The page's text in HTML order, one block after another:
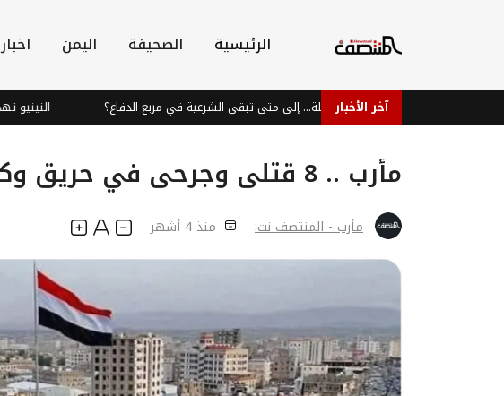
الرئيسية الصحيفة اليمن اخبار
آخر الأخبار
المعركة المؤجلة... إلى متى تبقى الشرعية في مربع الدفاع؟ النينيو تهدد 49 مليون شخص إضافي بانعدام الأمن الغذائي بحلول نهاية 2027
مأرب .. 8 قتلى وجرحى في حريق وكالة غاز
مأرب - المنتصف نت: منذ 4 أشهر